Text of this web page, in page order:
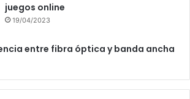
juegos online
19/04/2023
entre fibra óptica y banda ancha